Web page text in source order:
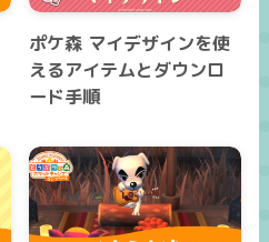
ポケ森 マイデザインを使
えるアイテムとダウンロ
ード手順